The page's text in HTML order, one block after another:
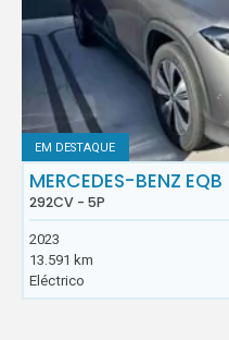
EM DESTAQUE
MERCEDES-BENZ EQB
292CV - 5P
2023
13.591 km
Eléctrico